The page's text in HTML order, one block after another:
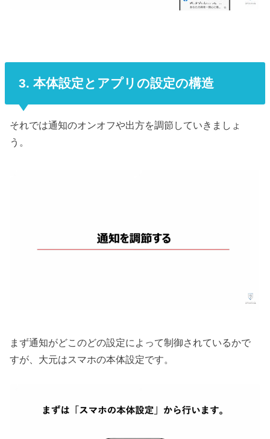
3. 本体設定とアプリの設定の構造
それでは通知のオンオフや出方を調節していきましょ
う。
まず通知がどこのどの設定によって制御されているかで
すが、大元はスマホの本体設定です。